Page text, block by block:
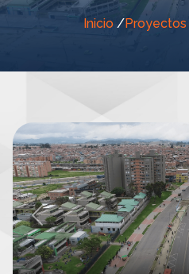
Inicio /Proyectos
Previous